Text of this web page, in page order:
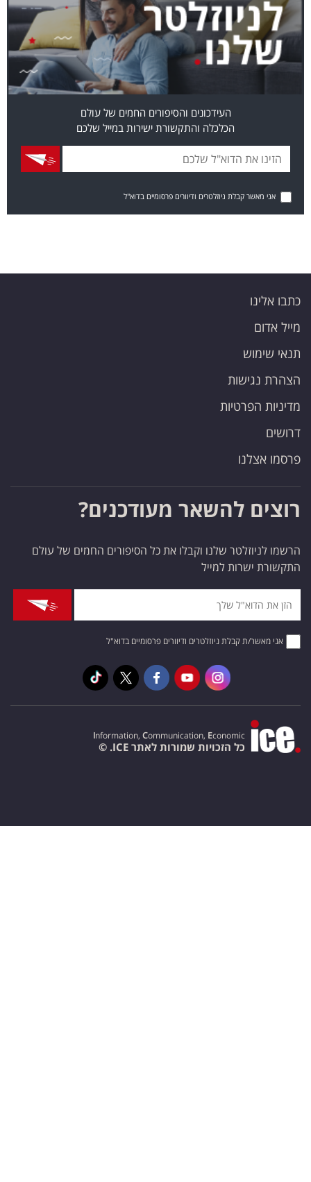
העידכונים והסיפורים החמים של עולם
הכלכלה והתקשורת ישירות במייל שלכם
אני מאשר קבלת ניוזלטרים ודיוורים פרסומיים בדוא"ל
כתבו אלינו
מייל אדום
תנאי שימוש
הצהרת נגישות
מדיניות הפרטיות
דרושים
פרסמו אצלנו
רוצים להשאר מעודכנים?
הרשמו לניוזלטר שלנו וקבלו את כל הסיפורים החמים של עולם
התקשורת ישרות למייל
אני מאשר/ת קבלת ניוזלטרים ודיוורים פרסומיים בדוא"ל
Information, Communication, Economic
כל הזכויות שמורות לאתר ICE. ©